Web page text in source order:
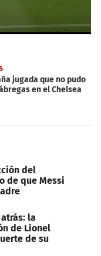
jugada que no pudo
en el Chelsea
del
de que Messi
la
de Lionel
de su